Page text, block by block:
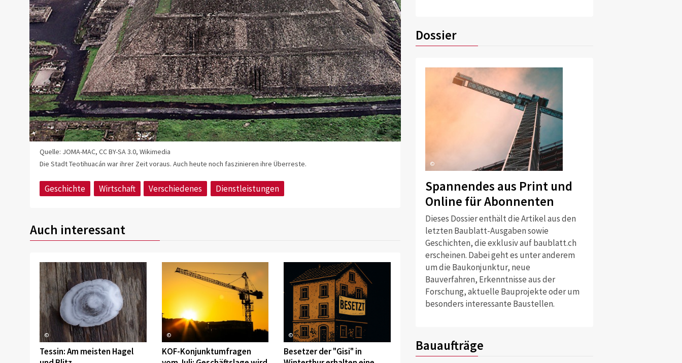
Quelle: JOMA-MAC, CC BY-SA 3.0, Wikimedia
Die Stadt Teotihuacán war ihrer Zeit voraus. Auch heute noch faszinieren ihre Überreste.
Geschichte Wirtschaft Verschiedenes Dienstleistungen
Auch interessant
©
Tessin: Am meisten Hagel
©
KOF-Konjunktumfragen
©
Besetzer der "Gisi" in
Dossier
©
Spannendes aus Print und
Online für Abonnenten
Dieses Dossier enthält die Artikel aus den
letzten Baublatt-Ausgaben sowie
Geschichten, die exklusiv auf baublatt.ch
erscheinen. Dabei geht es unter anderem
um die Baukonjunktur, neue
Bauverfahren, Erkenntnisse aus der
Forschung, aktuelle Bauprojekte oder um
besonders interessante Baustellen.
Bauaufträge